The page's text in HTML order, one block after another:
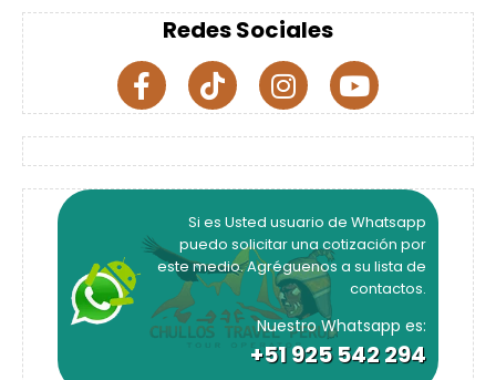
Redes Sociales
Si es Usted usuario de Whatsapp
puedo solicitar una cotización por
este medio. Agréguenos a su lista de
contactos.
Nuestro Whatsapp es:
+51 925 542 294